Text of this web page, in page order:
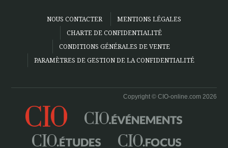
NOUS CONTACTER
MENTIONS LÉGALES
CHARTE DE CONFIDENTIALITÉ
CONDITIONS GÉNÉRALES DE VENTE
PARAMÈTRES DE GESTION DE LA CONFIDENTIALITÉ
Copyright © CIO-online.com 2026